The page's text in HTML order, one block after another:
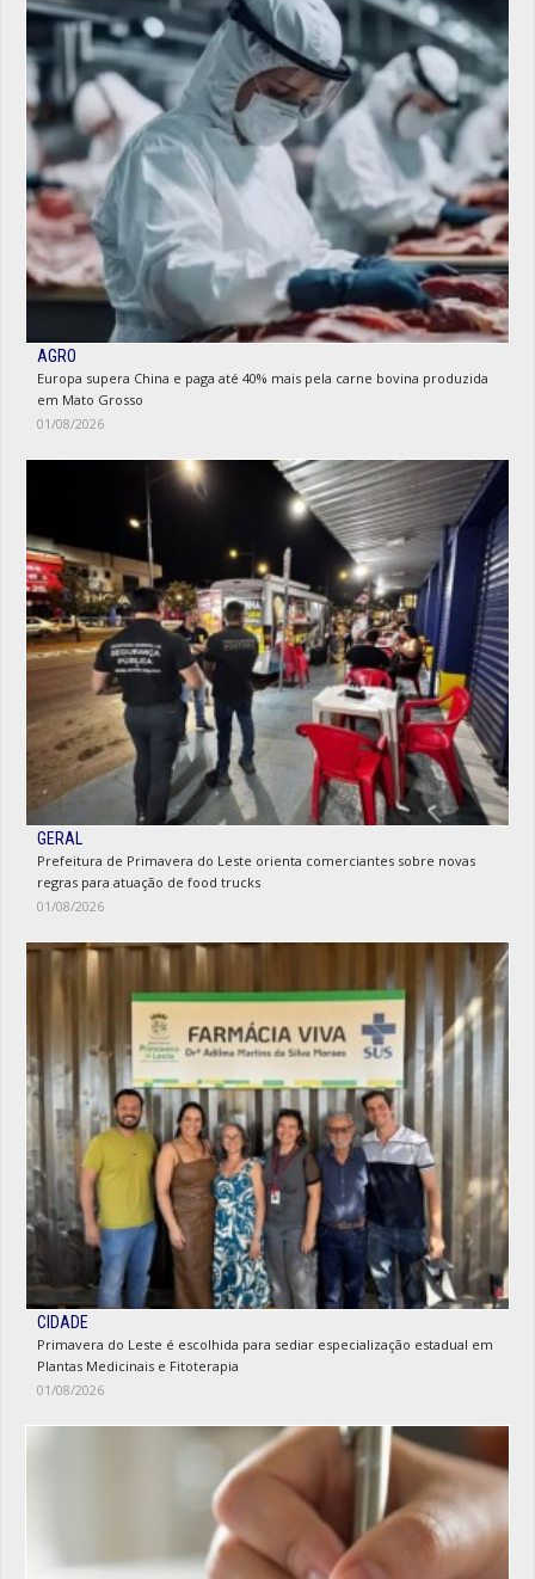
AGRO
Europa supera China e paga até 40% mais pela carne bovina produzida
em Mato Grosso
01/08/2026
GERAL
Prefeitura de Primavera do Leste orienta comerciantes sobre novas
regras para atuação de food trucks
01/08/2026
CIDADE
Primavera do Leste é escolhida para sediar especialização estadual em
Plantas Medicinais e Fitoterapia
01/08/2026